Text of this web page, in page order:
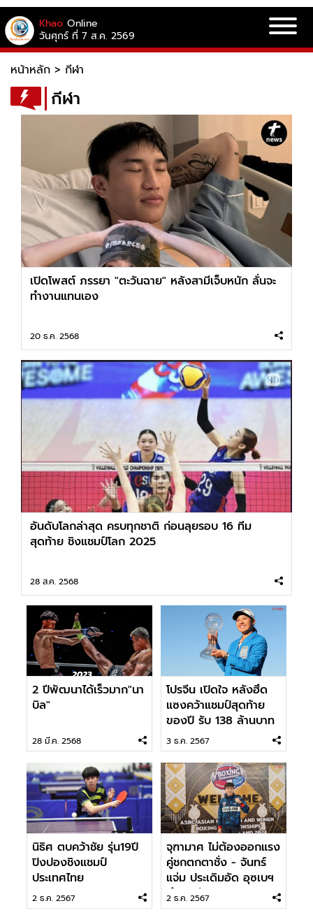
Khao Online
วันศุกร์ ที่ 7 ส.ค. 2569
หน้าหลัก > กีฬา
กีฬา
เปิดโพสต์ ภรรยา "ตะวันฉาย" หลังสามีเจ็บหนัก ลั่นจะ
ทำงานแทนเอง
20 ธ.ค. 2568
อันดับโลกล่าสุด ครบทุกชาติ ก่อนลุยรอบ 16 ทีม
สุดท้าย ชิงแชมป์โลก 2025
28 ส.ค. 2568
2 ปีพัฒนาได้เร็วมาก"นา
บิล"
28 มี.ค. 2568
โปรจีน เปิดใจ หลังฮึด
แซงคว้าแชมป์สุดท้าย
ของปี รับ 138 ล้านบาท
3 ธ.ค. 2567
นิธิศ ตบคว้าชัย รุ่น19ปี
ปิงปองชิงแชมป์
ประเทศไทย
2 ธ.ค. 2567
จุฑามาศ ไม่ต้องออกแรง
คู่ชกตกตาชั่ง - จันทร์
แจ่ม ประเดิมอัด อุซเบฯ
ศึกเอเชีย
2 ธ.ค. 2567